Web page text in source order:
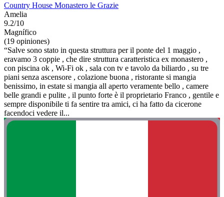
Country House Monastero le Grazie
Amelia
9.2/10
Magnífico
(19 opiniones)
“Salve sono stato in questa struttura per il ponte del 1 maggio ,
eravamo 3 coppie , che dire struttura caratteristica ex monastero ,
con piscina ok , Wi-Fi ok , sala con tv e tavolo da biliardo , su tre
piani senza ascensore , colazione buona , ristorante si mangia
benissimo, in estate si mangia all aperto veramente bello , camere
belle grandi e pulite , il punto forte è il proprietario Franco , gentile e
sempre disponibile ti fa sentire tra amici, ci ha fatto da cicerone
facendoci vedere il...